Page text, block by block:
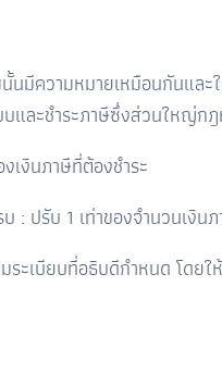
นั้นมีความหมายเหมือนกัน
ละชำระภาษีซึ่งส่วนใหญ่ก
เงินภาษีที่ต้องชำระ
: ปรับ 1 เท่าของจำนวนเงิน
ะเบียบที่อธิบดีกำหนด โดย